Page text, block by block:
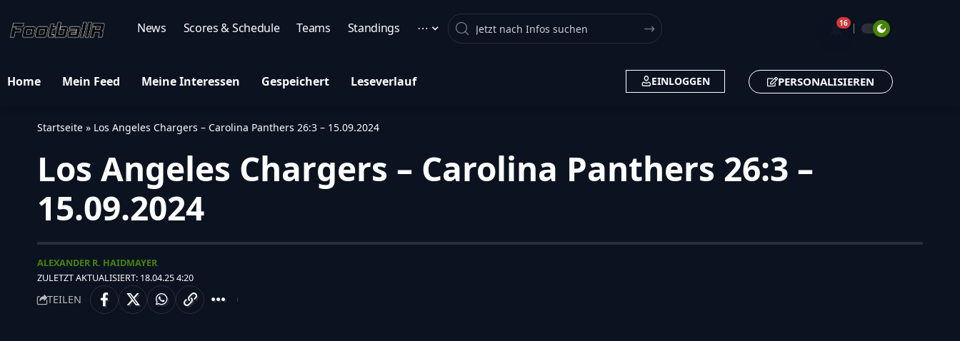
News Scores & Schedule Teams Standings ⋯ Search 🔔16
Home Mein Feed Meine Interessen Gespeichert Leseverlauf EINLOGGEN PERSONALISIEREN
Startseite » Los Angeles Chargers – Carolina Panthers 26:3 – 15.09.2024
Los Angeles Chargers – Carolina Panthers 26:3 –
15.09.2024
ZULETZT AKTUALISIERT: 18.04.25 4:20
ALEXANDER R. HAIDMAYER
TEILEN